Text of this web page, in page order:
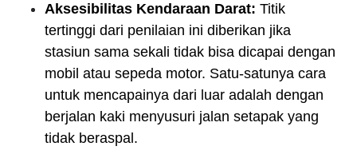
Aksesibilitas Kendaraan Darat: Titik
tertinggi dari penilaian ini diberikan jika
stasiun sama sekali tidak bisa dicapai dengan
mobil atau sepeda motor. Satu-satunya cara
untuk mencapainya dari luar adalah dengan
berjalan kaki menyusuri jalan setapak yang
tidak beraspal.